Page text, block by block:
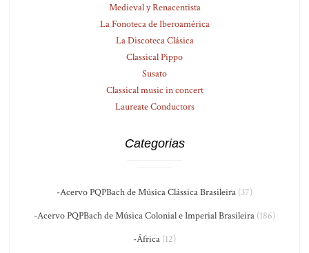
Medieval y Renacentista
La Fonoteca de Iberoamérica
La Discoteca Clásica
Classical Pippo
Susato
Classical music in concert
Laureate Conductors
Categorias
-Acervo PQPBach de Música Clássica Brasileira (37)
-Acervo PQPBach de Música Colonial e Imperial Brasileira (186)
-África (12)